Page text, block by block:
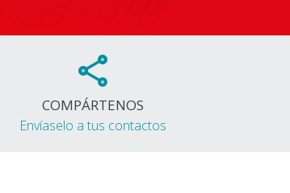
COMPÁRTENOS
Envíaselo a tus contactos